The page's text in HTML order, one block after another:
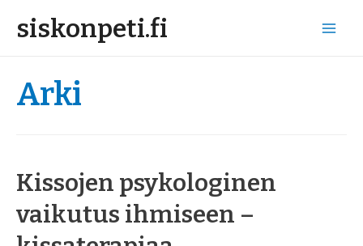
siskonpeti.fi
Arki
Kissojen psykologinen
vaikutus ihmiseen –